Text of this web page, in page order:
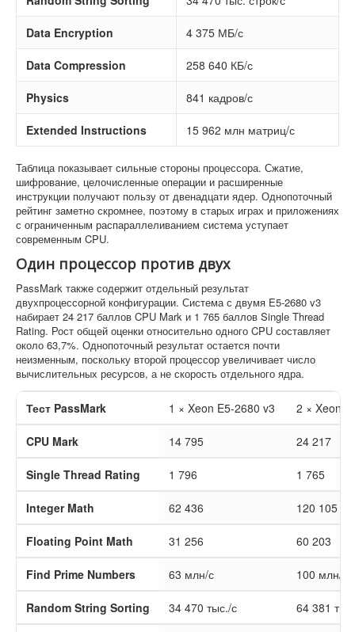
Data Encryption 4 375 МБ/с
Data Compression 258 640 КБ/с
Physics 841 кадров/с
Extended Instructions 15 962 млн матриц/с
Таблица показывает сильные стороны процессора. Сжатие,
шифрование, целочисленные операции и расширенные
инструкции получают пользу от двенадцати ядер. Однопоточный
рейтинг заметно скромнее, поэтому в старых играх и приложениях
с ограниченным распараллеливанием система уступает
современным CPU.
Один процессор против двух
PassMark также содержит отдельный результат
двухпроцессорной конфигурации. Система с двумя E5-2680 v3
набирает 24 217 баллов CPU Mark и 1 765 баллов Single Thread
Rating. Рост общей оценки относительно одного CPU составляет
около 63,7%. Однопоточный результат остается почти
неизменным, поскольку второй процессор увеличивает число
вычислительных ресурсов, а не скорость отдельного ядра.
Тест PassMark 1 × Xeon E5-2680 v3 2 × Xeon
CPU Mark 14 795 24 217
Single Thread Rating 1 796 1 765
Integer Math 62 436 120 105
Floating Point Math 31 256 60 203
Find Prime Numbers 63 млн/с 100 млн/с
Random String Sorting 34 470 тыс./с 64 381